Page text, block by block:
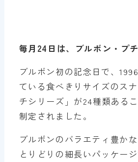
毎月24日は、ブルボン・プ
ブルボン初の記念日で、
ている食べきりサイズのス
チシリーズ」が24種類ある
制定されました。
ブルボンのバラエティ豊か
とりどりの細長いパッケー